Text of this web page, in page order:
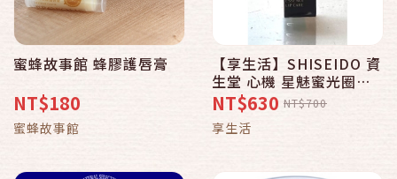
蜜蜂故事館 蜂膠護唇膏
NT$180
蜜蜂故事館
【享生活】SHISEIDO 資
生堂 心機 星魅蜜光圈潤
唇膏
NT$630 NT$700
享生活